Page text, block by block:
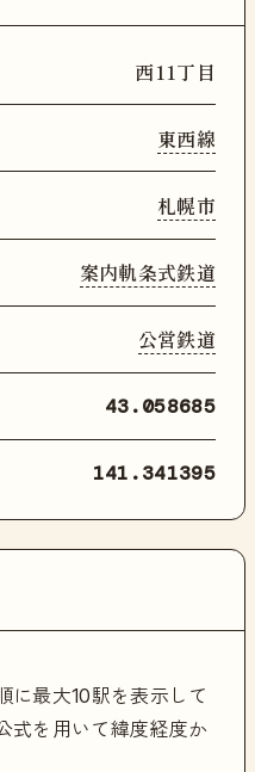
西11丁目
東西線
札幌市
案内軌条式鉄道
公営鉄道
43.058685
141.341395
に最大10駅を表示して
式を用いて緯度経度か